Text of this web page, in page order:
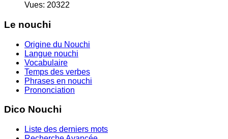
Vues: 20322
Le nouchi
Origine du Nouchi
Langue nouchi
Vocabulaire
Temps des verbes
Phrases en nouchi
Prononciation
Dico Nouchi
Liste des derniers mots